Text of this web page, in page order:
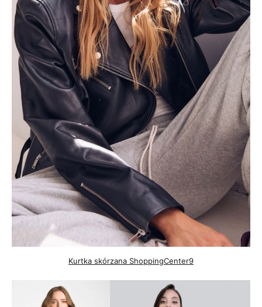
Kurtka skórzana ShoppingCenter9